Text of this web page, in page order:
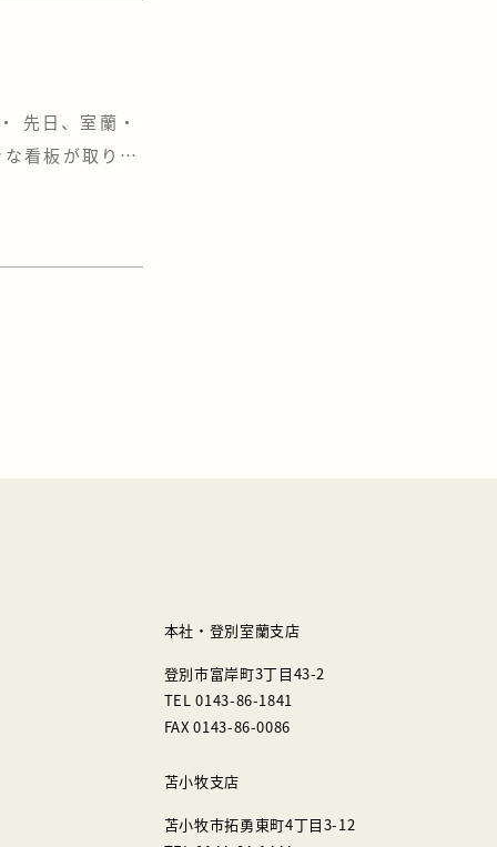
先日、室蘭・
看板が取り付
本社・登別室蘭支店
登別市富岸町3丁目43-2
TEL 0143-86-1841
FAX 0143-86-0086
苫小牧支店
苫小牧市拓勇東町4丁目3-12